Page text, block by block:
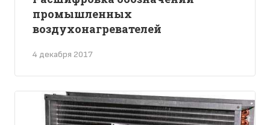
4 декабря 2017
промышленных
воздухонагревателей